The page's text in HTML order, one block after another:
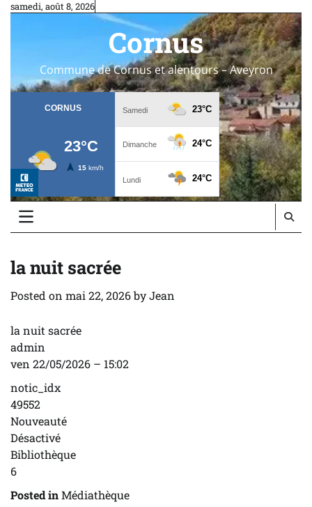
Skipsamedi, août 8, 2026
Cornus
Commune de Cornus et alentours – Aveyron
la nuit sacrée
Posted on mai 22, 2026byJean
la nuit sacrée
admin
ven 22/05/2026 – 15:02
notic_idx
49552
Nouveauté
Désactivé
Bibliothèque
6
Posted inMédiathèque